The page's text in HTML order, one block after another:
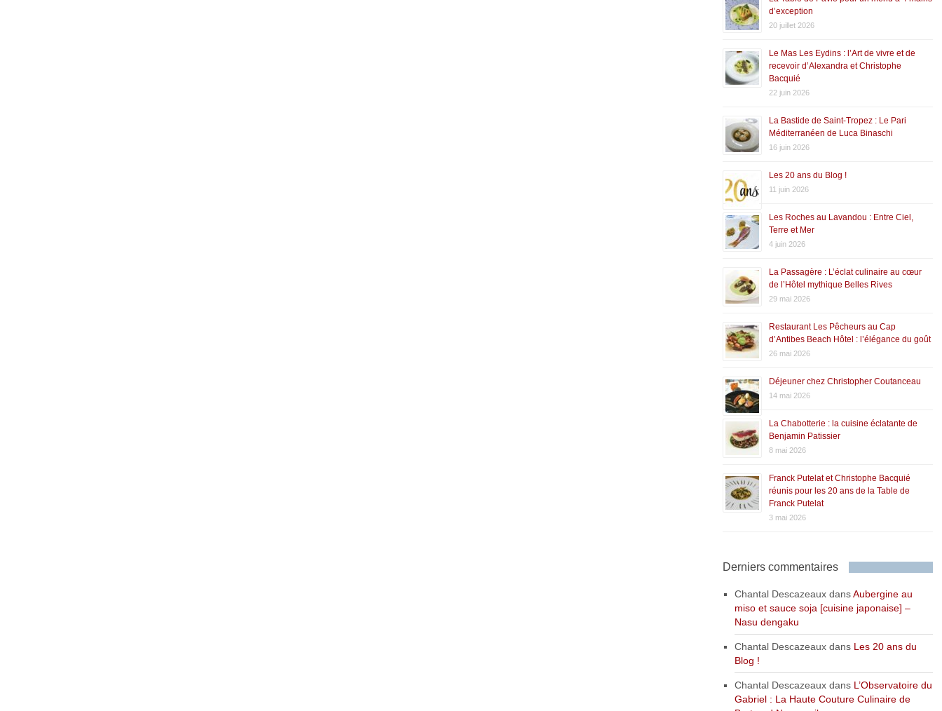
d’exception
20 juillet 2026
Le Mas Les Eydins : l’Art de vivre et de
recevoir d’Alexandra et Christophe
Bacquié
22 juin 2026
La Bastide de Saint-Tropez : Le Pari
Méditerranéen de Luca Binaschi
16 juin 2026
Les 20 ans du Blog !
11 juin 2026
Les Roches au Lavandou : Entre Ciel,
Terre et Mer
4 juin 2026
La Passagère : L’éclat culinaire au cœur
de l’Hôtel mythique Belles Rives
29 mai 2026
Restaurant Les Pêcheurs au Cap
d’Antibes Beach Hôtel : l’élégance du goût
26 mai 2026
Déjeuner chez Christopher Coutanceau
14 mai 2026
La Chabotterie : la cuisine éclatante de
Benjamin Patissier
8 mai 2026
Franck Putelat et Christophe Bacquié
réunis pour les 20 ans de la Table de
Franck Putelat
3 mai 2026
Derniers commentaires
Chantal DescazeauxdansAubergine au
miso et sauce soja [cuisine japonaise] –
Nasu dengaku
Chantal Descazeauxdans Les 20 ans du
Blog !
Chantal Descazeauxdans L’Observatoire du
Gabriel : La Haute Couture Culinaire de